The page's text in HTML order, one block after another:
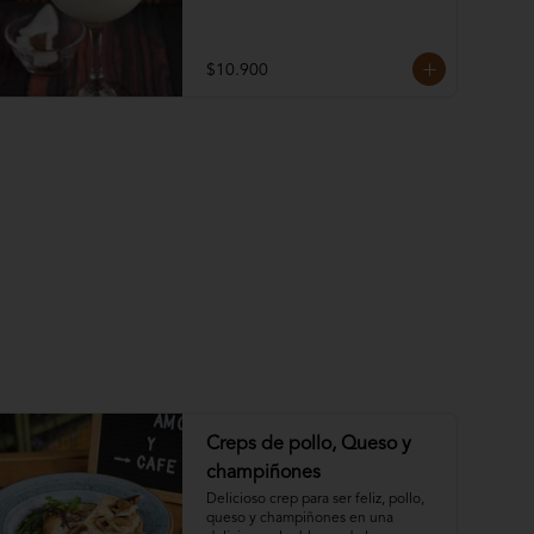
$10.900
Creps de pollo, Queso y
champiñones
Delicioso crep para ser feliz, pollo,
queso y champiñones en una